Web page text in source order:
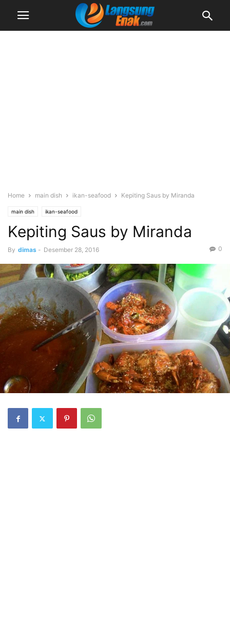
Home main dish ikan-seafood Kepiting Saus by Miranda
main dish ikan-seafood
Kepiting Saus by Miranda
By dimas - Desember 28, 2016 0